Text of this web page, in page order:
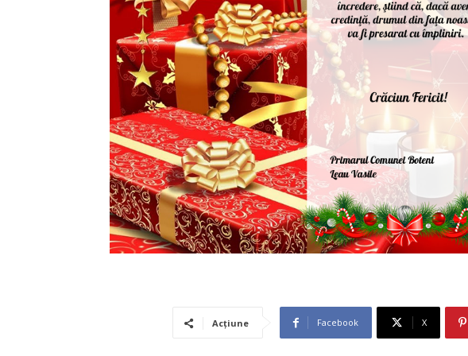
Acțiune Facebook X